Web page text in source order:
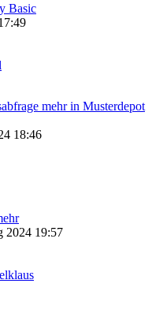
Basic
mehr in Musterdepot
18:46
2024 19:57